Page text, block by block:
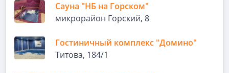
Сауна "НБ на Горском"
микрорайон Горский, 8
Гостиничный комплекс "Домино"
Титова, 184/1